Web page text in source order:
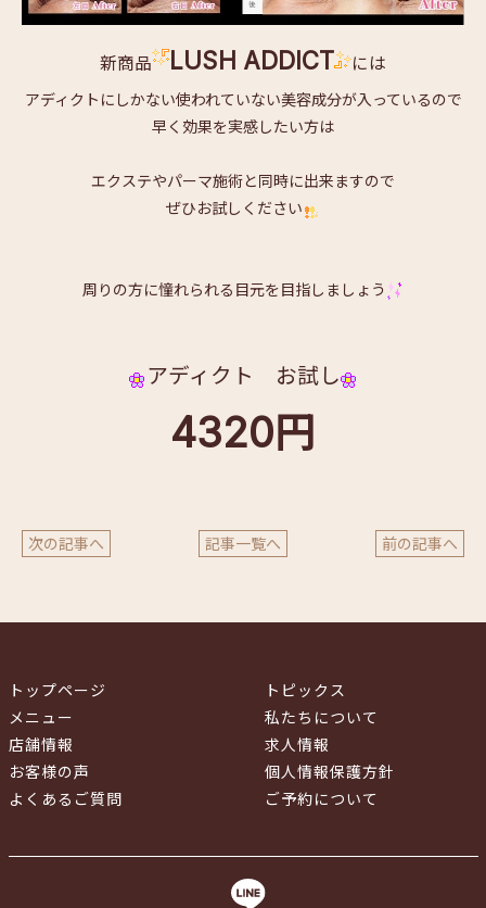
新商品 LUSH ADDICT には
アディクトにしかない使われていない美容成分が入っているので
早く効果を実感したい方は
エクステやパーマ施術と同時に出来ますので
ぜひお試しください
周りの方に憧れられる目元を目指しましょう
アディクト お試し
4320円
次の記事へ 記事一覧へ 前の記事へ
トップページ
メニュー
店舗情報
お客様の声
よくあるご質問
トピックス
私たちについて
求人情報
個人情報保護方針
ご予約について